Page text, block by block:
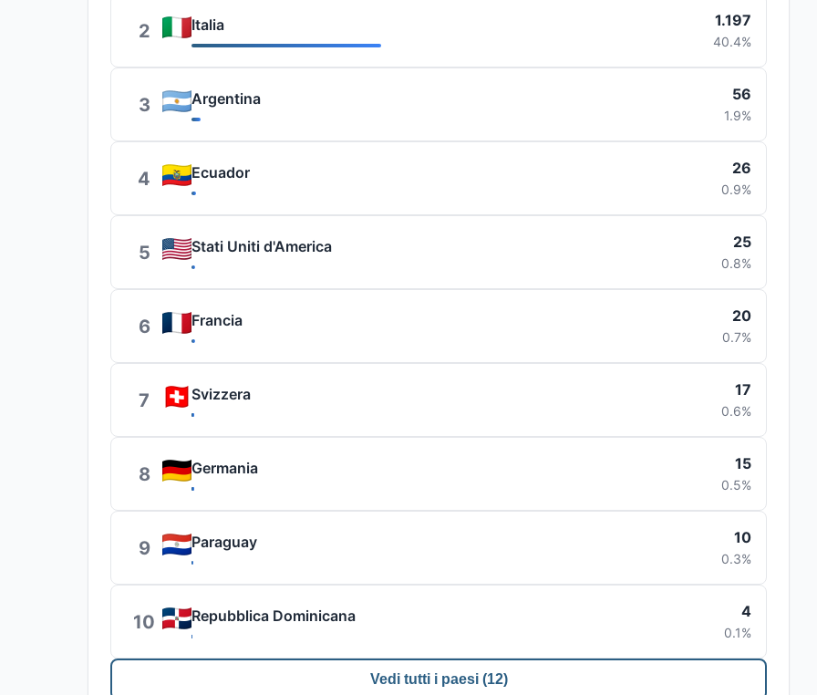
2 Italia 1.197
40.4%
3 Argentina 56
1.9%
4 Ecuador 26
0.9%
5 Stati Uniti d'America 25
0.8%
6 Francia 20
0.7%
7 Svizzera 17
0.6%
8 Germania 15
0.5%
9 Paraguay 10
0.3%
10 Repubblica Dominicana 4
0.1%
Vedi tutti i paesi (12)